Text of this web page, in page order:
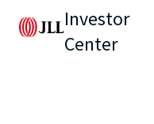
Investor
Center